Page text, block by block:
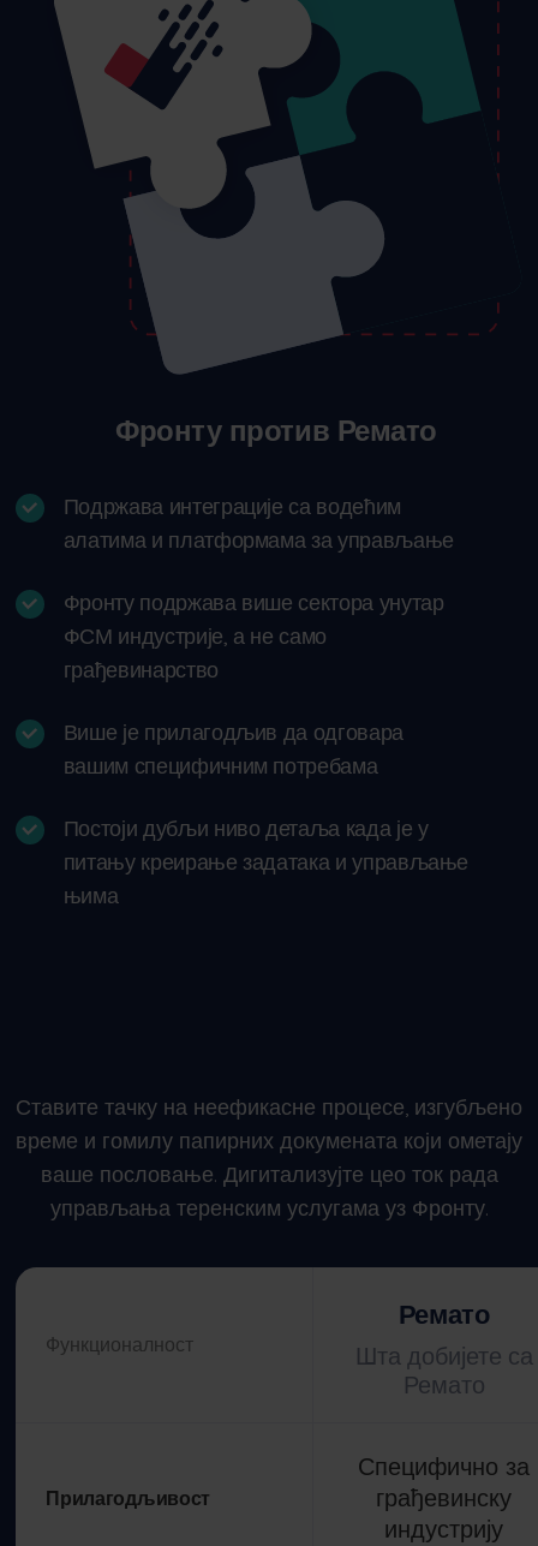
Фронту против Ремато
Подржава интеграције са водећим
алатима и платформама за управљање
Фронту подржава више сектора унутар
ФСМ индустрије, а не само
грађевинарство
Више је прилагодљив да одговара
вашим специфичним потребама
Постоји дубљи ниво детаља када је у
питању креирање задатака и управљање
њима
Ставите тачку на неефикасне процесе, изгубљено
време и гомилу папирних докумената који ометају
ваше пословање. Дигитализујте цео ток рада
управљања теренским услугама уз Фронту.
Функционалност
Ремато
Шта добијете са
Ремато
Прилагодљивост
Специфично за
грађевинску
индустрију